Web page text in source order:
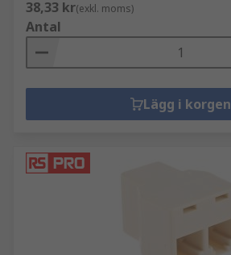
38,33 kr(exkl. moms)
Antal
Lägg i korgen